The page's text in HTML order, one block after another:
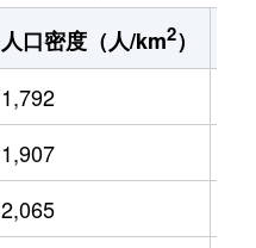
人口密度（人/km2）
1,792
1,907
2,065